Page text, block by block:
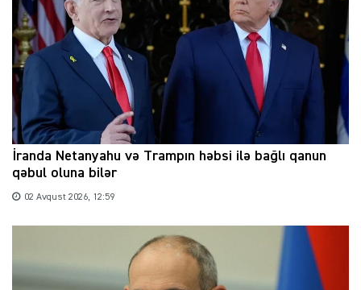
İranda Netanyahu və Trampın həbsi ilə bağlı qanun
qəbul oluna bilər
02 Avqust 2026, 12:59